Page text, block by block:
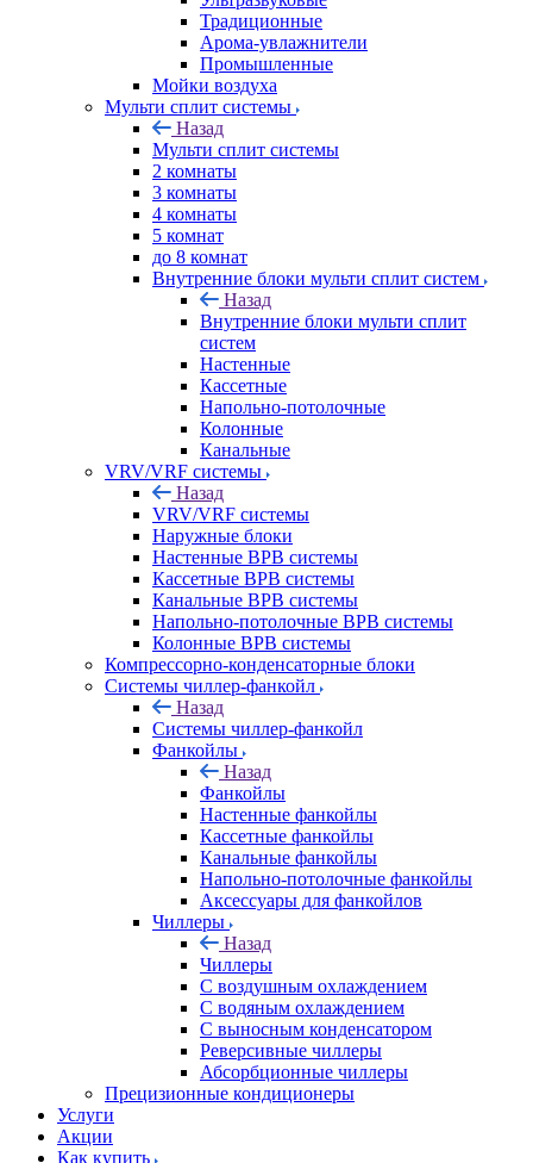
Традиционные
Арома-увлажнители
Промышленные
Мойки воздуха
Мульти сплит системы
Назад
Мульти сплит системы
2 комнаты
3 комнаты
4 комнаты
5 комнат
до 8 комнат
Внутренние блоки мульти сплит систем
Назад
Внутренние блоки мульти сплит
систем
Настенные
Кассетные
Напольно-потолочные
Колонные
Канальные
VRV/VRF системы
Назад
VRV/VRF системы
Наружные блоки
Настенные ВРВ системы
Кассетные ВРВ системы
Канальные ВРВ системы
Напольно-потолочные ВРВ системы
Колонные ВРВ системы
Компрессорно-конденсаторные блоки
Системы чиллер-фанкойл
Назад
Системы чиллер-фанкойл
Фанкойлы
Назад
Фанкойлы
Настенные фанкойлы
Кассетные фанкойлы
Канальные фанкойлы
Напольно-потолочные фанкойлы
Аксессуары для фанкойлов
Чиллеры
Назад
Чиллеры
С воздушным охлаждением
С водяным охлаждением
С выносным конденсатором
Реверсивные чиллеры
Абсорбционные чиллеры
Прецизионные кондиционеры
Услуги
Акции
Как купить